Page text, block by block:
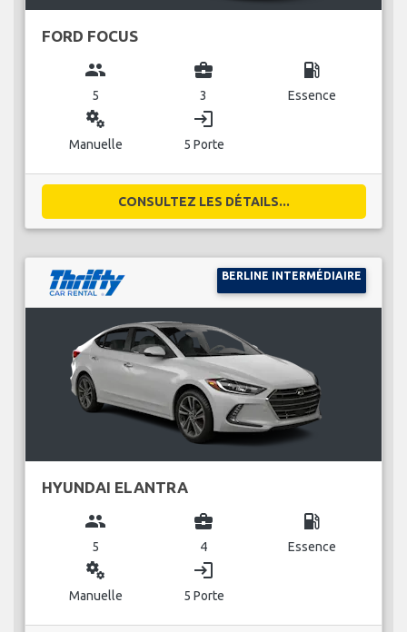
FORD FOCUS
group
5
business_center
3
local_gas_station
Essence
miscellaneous_services
Manuelle
login
5 Porte
CONSULTEZ LES DÉTAILS...
BERLINE INTERMÉDIAIRE
HYUNDAI ELANTRA
group
5
business_center
4
local_gas_station
Essence
miscellaneous_services
Manuelle
login
5 Porte